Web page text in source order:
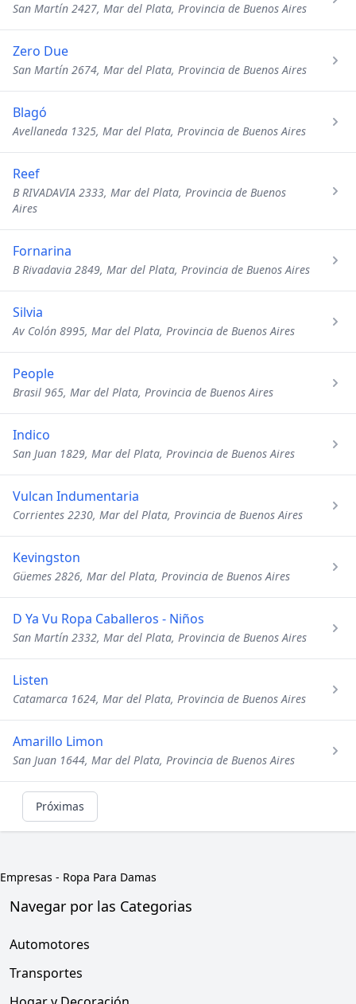
San Martín 2427, Mar del Plata, Provincia de Buenos Aires
Zero Due
San Martín 2674, Mar del Plata, Provincia de Buenos Aires
Blagó
Avellaneda 1325, Mar del Plata, Provincia de Buenos Aires
Reef
B RIVADAVIA 2333, Mar del Plata, Provincia de Buenos
Aires
Fornarina
B Rivadavia 2849, Mar del Plata, Provincia de Buenos Aires
Silvia
Av Colón 8995, Mar del Plata, Provincia de Buenos Aires
People
Brasil 965, Mar del Plata, Provincia de Buenos Aires
Indico
San Juan 1829, Mar del Plata, Provincia de Buenos Aires
Vulcan Indumentaria
Corrientes 2230, Mar del Plata, Provincia de Buenos Aires
Kevingston
Güemes 2826, Mar del Plata, Provincia de Buenos Aires
D Ya Vu Ropa Caballeros - Niños
San Martín 2332, Mar del Plata, Provincia de Buenos Aires
Listen
Catamarca 1624, Mar del Plata, Provincia de Buenos Aires
Amarillo Limon
San Juan 1644, Mar del Plata, Provincia de Buenos Aires
Próximas
Empresas - Ropa Para Damas
Navegar por las Categorias
Automotores
Transportes